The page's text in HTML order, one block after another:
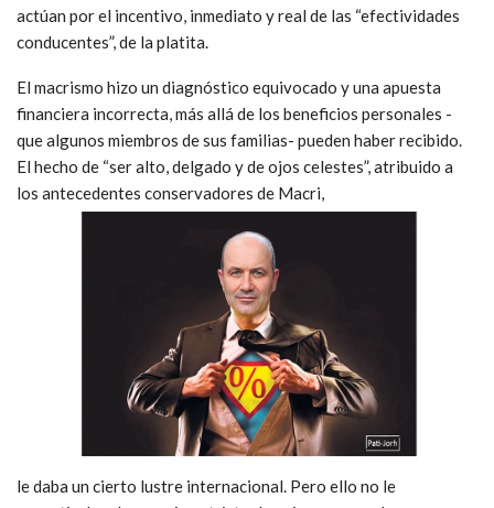
actúan por el incentivo, inmediato y real de las “efectividades
conducentes”, de la platita.
El macrismo hizo un diagnóstico equivocado y una apuesta
financiera incorrecta, más allá de los beneficios personales -
que algunos miembros de sus familias- pueden haber recibido.
El hecho de “ser alto, delgado y de ojos celestes”, atribuido a
los antecedentes conservadores de Macri,
le daba un cierto lustre internacional. Pero ello no le